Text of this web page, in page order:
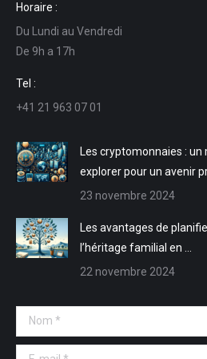
Facebook
s'ouvre
dans
une
LinkedIn
s'ouvre
dans
mail Web
Horaire :
Du Lundi au Vendredi
De 9h a 17h
Tel :
+41 21 963 07 01
Les cryptomonnaies : un
explorer pour un avenir
23 novembre 2024
Les avantages de
l’héritage familial en …
22 novembre 2024
Nom *
E-mail *